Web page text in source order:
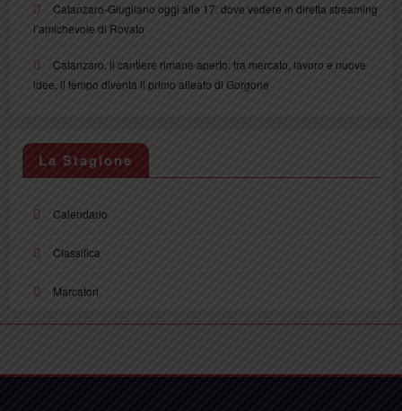
Catanzaro-Giugliano oggi alle 17: dove vedere in diretta streaming
l’amichevole di Rovato
Catanzaro, il cantiere rimane aperto: tra mercato, lavoro e nuove
idee, il tempo diventa il primo alleato di Gorgone
La Stagione
Calendario
Classifica
Marcatori